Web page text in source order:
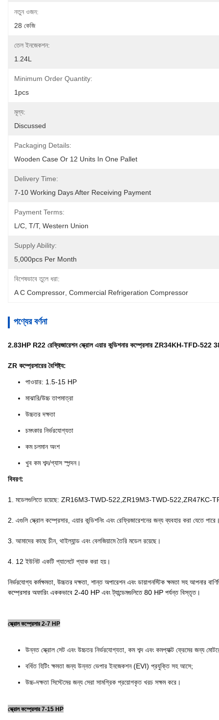
নতুন ওজন:
28 কেজি
তেল ইনজেকশন:
1.24L
Minimum Order Quantity:
1pcs
মূল্য:
Discussed
Packaging Details:
Wooden Case Or 12 Units In One Pallet
Delivery Time:
7-10 Working Days After Receiving Payment
Payment Terms:
L/C, T/T, Western Union
Supply Ability:
5,000pcs Per Month
বিশেষভাবে তুলে ধরা:
A C Compressor Commercial Refrigeration Compressor
পণ্যের বর্ণনা
2.83HP R22 রেফ্রিজারেশন স্ক্রোল এয়ার কন্ডিশনার কম্প্রেসার ZR34KH-TFD-522
ZR কম্প্রেসারের বৈশিষ্ট্য:
পাওয়ার: 1.5-15 HP
মাঝারি/উচ্চ তাপমাত্রা
উচ্চতর দক্ষতা
চমৎকার নির্ভরযোগ্যতা
কম চলমান অংশ
খুব কম শব্দ/গ্যাস স্পন্দন।
বিবরণ:
1. মডেলগুলিতে রয়েছে: ZR16M3-TWD-522,ZR19M3-TWD-
2. এগুলি স্ক্রোল কম্প্রেসার, এয়ার কন্ডিশনিং এবং রেফ্রিজারেশনের জন্য ব্যবহার করা যেতে
3. আমাদের কাছে চীন, থাইল্যান্ড এবং বেলজিয়ামে তৈরি মডেল রয়েছে।
4. 12 ইউনিট একটি প্যালেটে প্যাক করা হয়।
নির্ভরযোগ্য কর্মক্ষমতা, উচ্চতর দক্ষতা, শান্ত অপারেশন এবং ডায়াগনস্টিক ক্ষমতা সহ আপনার
কম্প্রেসার অফারিং এককভাবে 2-40 HP এবং ট্যান্ডেমগুলিতে 80 HP পর্যন্ত বিস্তৃত।
স্ক্রোল কম্প্রেসার 2-7 HP
উন্নত স্ক্রোল সেট এবং উচ্চতর নির্ভরযোগ্যতা, কম শব্দ এবং কমপ্যাক্ট ফ্রেমের জন্য
বর্ধিত হিটিং ক্ষমতা জন্য উন্নত ভেপার ইনজেকশন (EVI) প্রযুক্তি সহ আসে;
উচ্চ-দক্ষতা সিস্টেমের জন্য সেরা সামগ্রিক প্রয়োগকৃত খরচ সক্ষম করে।
স্ক্রোল কম্প্রেসার 7-15 HP